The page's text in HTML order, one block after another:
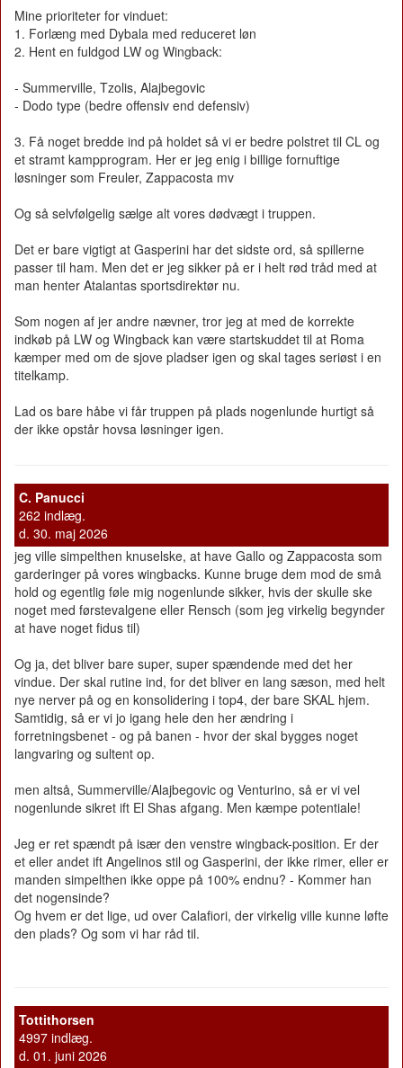
Mine prioriteter for vinduet:
1. Forlæng med Dybala med reduceret løn
2. Hent en fuldgod LW og Wingback:
- Summerville, Tzolis, Alajbegovic
- Dodo type (bedre offensiv end defensiv)
3. Få noget bredde ind på holdet så vi er bedre polstret til CL og
et stramt kampprogram. Her er jeg enig i billige fornuftige
løsninger som Freuler, Zappacosta mv
Og så selvfølgelig sælge alt vores dødvægt i truppen.
Det er bare vigtigt at Gasperini har det sidste ord, så spillerne
passer til ham. Men det er jeg sikker på er i helt rød tråd med at
man henter Atalantas sportsdirektør nu.
Som nogen af jer andre nævner, tror jeg at med de korrekte
indkøb på LW og Wingback kan være startskuddet til at Roma
kæmper med om de sjove pladser igen og skal tages seriøst i en
titelkamp.
Lad os bare håbe vi får truppen på plads nogenlunde hurtigt så
der ikke opstår hovsa løsninger igen.
C. Panucci
262 indlæg.
d. 30. maj 2026
jeg ville simpelthen knuselske, at have Gallo og Zappacosta som
garderinger på vores wingbacks. Kunne bruge dem mod de små
hold og egentlig føle mig nogenlunde sikker, hvis der skulle ske
noget med førstevalgene eller Rensch (som jeg virkelig begynder
at have noget fidus til)
Og ja, det bliver bare super, super spændende med det her
vindue. Der skal rutine ind, for det bliver en lang sæson, med helt
nye nerver på og en konsolidering i top4, der bare SKAL hjem.
Samtidig, så er vi jo igang hele den her ændring i
forretningsbenet - og på banen - hvor der skal bygges noget
langvaring og sultent op.
men altså, Summerville/Alajbegovic og Venturino, så er vi vel
nogenlunde sikret ift El Shas afgang. Men kæmpe potentiale!
Jeg er ret spændt på især den venstre wingback-position. Er der
et eller andet ift Angelinos stil og Gasperini, der ikke rimer, eller er
manden simpelthen ikke oppe på 100% endnu? - Kommer han
det nogensinde?
Og hvem er det lige, ud over Calafiori, der virkelig ville kunne løfte
den plads? Og som vi har råd til.
Tottithorsen
4997 indlæg.
d. 01. juni 2026